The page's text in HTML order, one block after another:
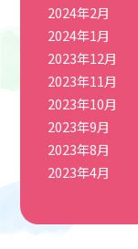
2024年2月
2024年1月
2023年12月
2023年11月
2023年10月
2023年9月
2023年8月
2023年4月